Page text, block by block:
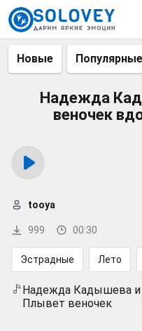
Новые Популярные
Надежда
веночек
999 00:30
tooya
Эстрадные Лето
Надежда Кадышева и
Плывет веночек